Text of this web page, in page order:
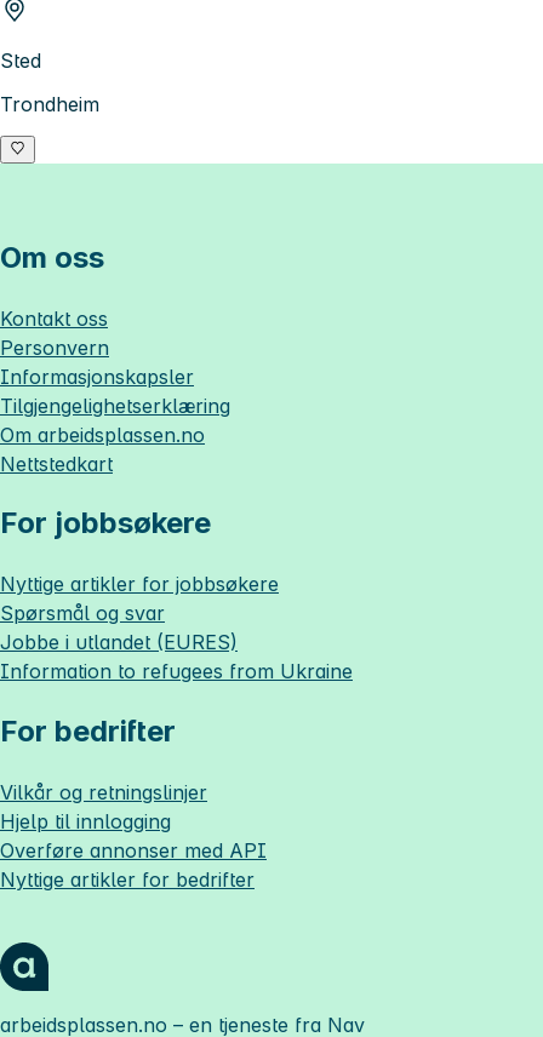
Sted
Trondheim
Om oss
Kontakt oss
Personvern
Informasjonskapsler
Tilgjengelighetserklæring
Om arbeidsplassen.no
Nettstedkart
For jobbsøkere
Nyttige artikler for jobbsøkere
Spørsmål og svar
Jobbe i utlandet (EURES)
Information to refugees from Ukraine
For bedrifter
Vilkår og retningslinjer
Hjelp til innlogging
Overføre annonser med API
Nyttige artikler for bedrifter
arbeidsplassen.no – en tjeneste fra Nav